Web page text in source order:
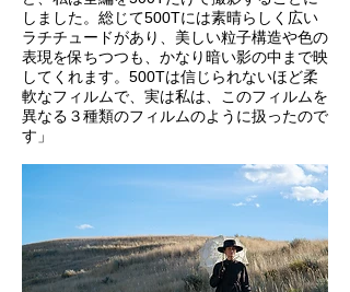
しました。総じて500Tには素晴らしく広い
ラチチュードがあり、美しい粒子構造や色の
表現を保ちつつも、かなり暗い影の中まで映
してくれます。500Tは信じられないほど柔
軟なフィルムで、実は私は、このフィルムを
異なる３種類のフィルムのように扱ったので
す」